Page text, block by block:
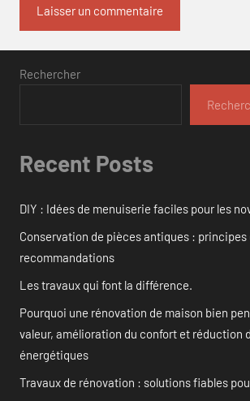
Rechercher
Recent Posts
DIY : Idées de menuiserie faciles pour les
Conservation de pièces antiques : principes
recommandations
Les travaux qui font la différence.
Pourquoi une rénovation de maison bien
valeur, amélioration du confort et réduction
énergétiques
Travaux de rénovation : solutions fiables